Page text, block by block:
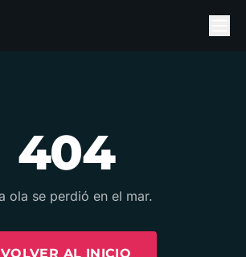
404
ola se perdió en el mar.
VOLVER AL INICIO